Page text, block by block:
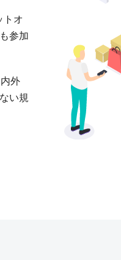
トオ
参加
外
い規